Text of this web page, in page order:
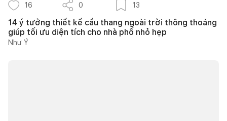
16 0 13
14 ý tưởng thiết kế cầu thang ngoài trời thông thoáng
giúp tối ưu diện tích cho nhà phố nhỏ hẹp
Như Ý